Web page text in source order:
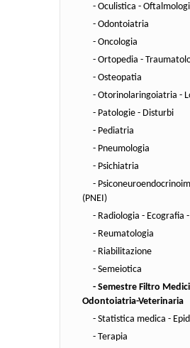
- Oculistica -
- Odontoiatria
- Oncologia
- Ortopedia -
- Osteopatia
- Otorinolaringoiatria -
- Patologie - Disturbi
- Pediatria
- Pneumologia
- Psichiatria
-
(PNEI)
- Radiologia - Ecografia
- Reumatologia
- Riabilitazione
- Semeiotica
- Semestre Filtro
Odontoiatria-Veterinaria
- Statistica medica -
- Terapia